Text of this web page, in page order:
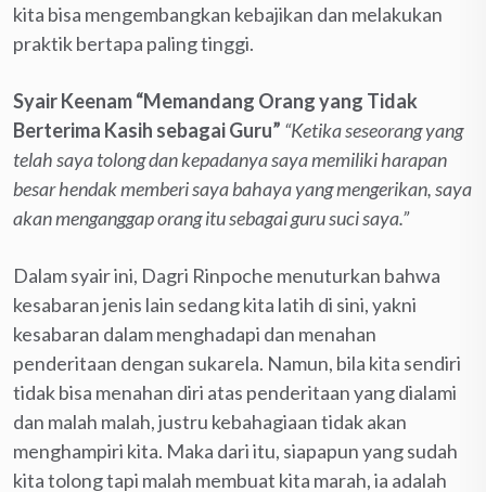
kita bisa mengembangkan kebajikan dan melakukan
praktik bertapa paling tinggi.
Syair Keenam “Memandang Orang yang Tidak
Berterima Kasih sebagai Guru” “Ketika seseorang yang
telah saya tolong dan kepadanya saya memiliki harapan
besar hendak memberi saya bahaya yang mengerikan, saya
akan menganggap orang itu sebagai guru suci saya.”
Dalam syair ini, Dagri Rinpoche menuturkan bahwa
kesabaran jenis lain sedang kita latih di sini, yakni
kesabaran dalam menghadapi dan menahan
penderitaan dengan sukarela. Namun, bila kita sendiri
tidak bisa menahan diri atas penderitaan yang dialami
dan malah malah, justru kebahagiaan tidak akan
menghampiri kita. Maka dari itu, siapapun yang sudah
kita tolong tapi malah membuat kita marah, ia adalah